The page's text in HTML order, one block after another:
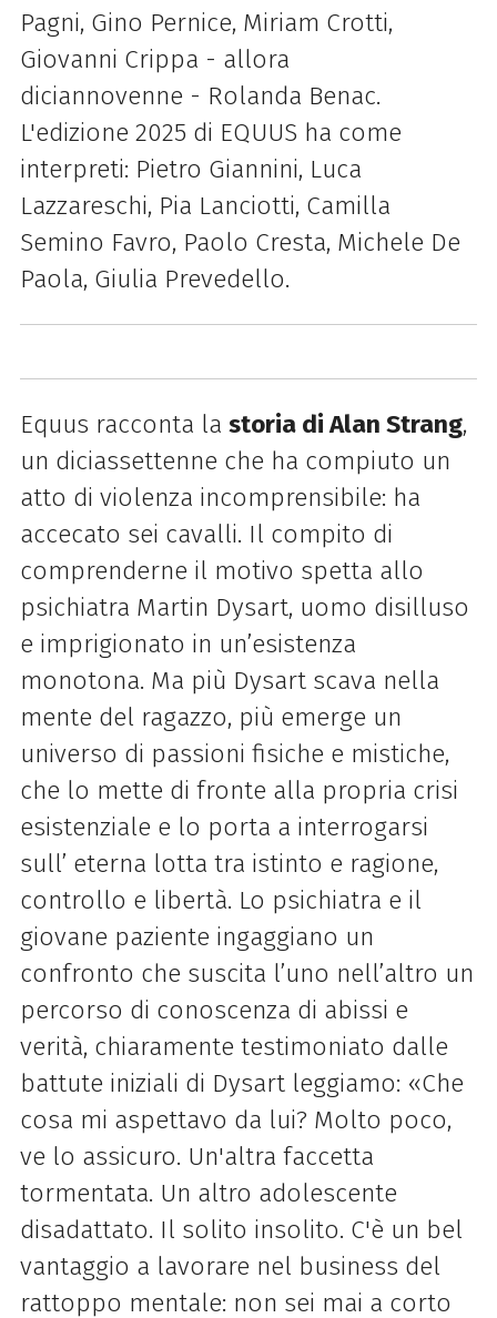
Pagni, Gino Pernice, Miriam Crotti,
Giovanni Crippa - allora
diciannovenne - Rolanda Benac.
L'edizione 2025 di EQUUS ha come
interpreti: Pietro Giannini, Luca
Lazzareschi, Pia Lanciotti, Camilla
Semino Favro, Paolo Cresta, Michele De
Paola, Giulia Prevedello.
Equus racconta la storia di Alan Strang,
un diciassettenne che ha compiuto un
atto di violenza incomprensibile: ha
accecato sei cavalli. Il compito di
comprenderne il motivo spetta allo
psichiatra Martin Dysart, uomo disilluso
e imprigionato in un’esistenza
monotona. Ma più Dysart scava nella
mente del ragazzo, più emerge un
universo di passioni fisiche e mistiche,
che lo mette di fronte alla propria crisi
esistenziale e lo porta a interrogarsi
sull’ eterna lotta tra istinto e ragione,
controllo e libertà. Lo psichiatra e il
giovane paziente ingaggiano un
confronto che suscita l’uno nell’altro un
percorso di conoscenza di abissi e
verità, chiaramente testimoniato dalle
battute iniziali di Dysart leggiamo: «Che
cosa mi aspettavo da lui? Molto poco,
ve lo assicuro. Un'altra faccetta
tormentata. Un altro adolescente
disadattato. Il solito insolito. C'è un bel
vantaggio a lavorare nel business del
rattoppo mentale: non sei mai a corto